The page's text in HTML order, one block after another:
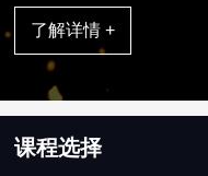
了解详情 +
课程选择